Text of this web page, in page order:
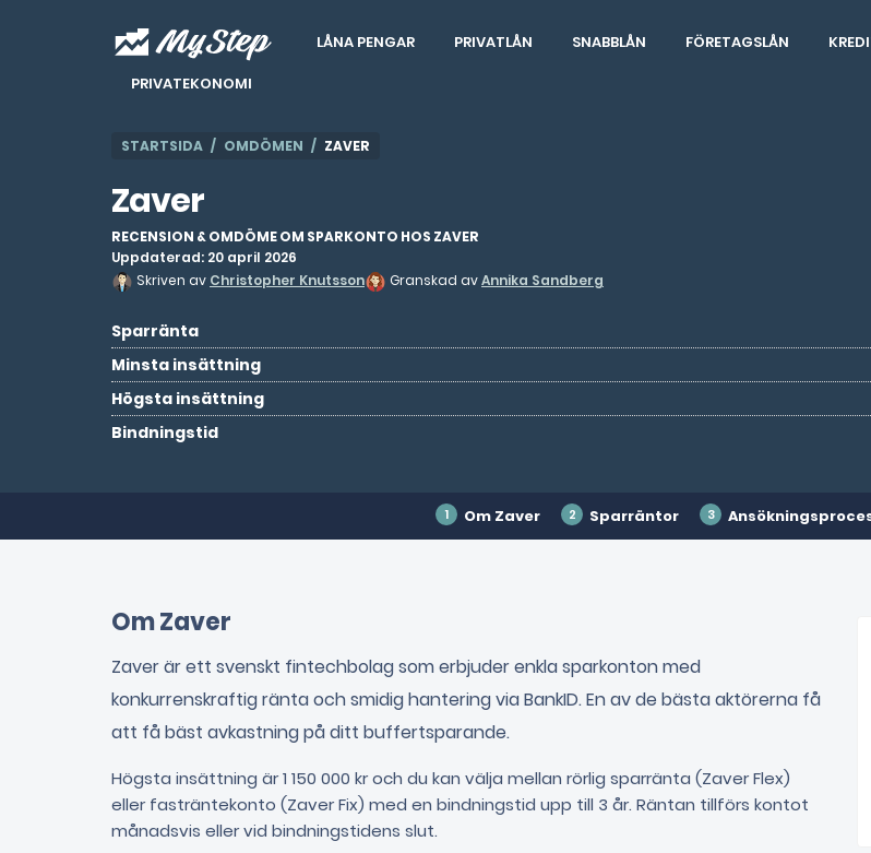
LÅNA PENGAR PRIVATLÅN SNABBLÅN FÖRETAGSLÅN
PRIVATEKONOMI
STARTSIDA OMDÖMEN ZAVER
Zaver
RECENSION & OMDÖME OM SPARKONTO HOS ZAVER
Uppdaterad: 20 april 2026
Skriven av Christopher Knutsson Granskad avAnnika Sandberg
Sparränta
Minsta insättning
Högsta insättning
Bindningstid
Om Zaver Sparräntor
Om Zaver
Zaver är ett svenskt fintechbolag som erbjuder enkla sparkonton med
konkurrenskraftig ränta och smidig hantering via BankID. En av de bästa aktörerna få
att få bäst avkastning på ditt buffertsparande.
Högsta insättning är 1 150 000 kr och du kan välja mellan rörlig sparränta (Zaver Flex)
eller fasträntekonto (Zaver Fix) med en bindningstid upp till 3 år. Räntan tillförs kontot
månadsvis eller vid bindningstidens slut.